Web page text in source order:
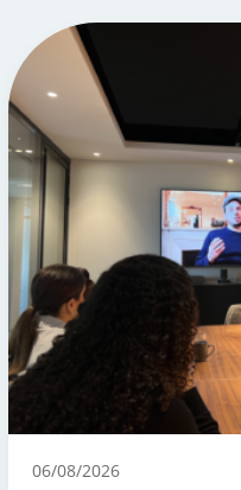
06/08/2026